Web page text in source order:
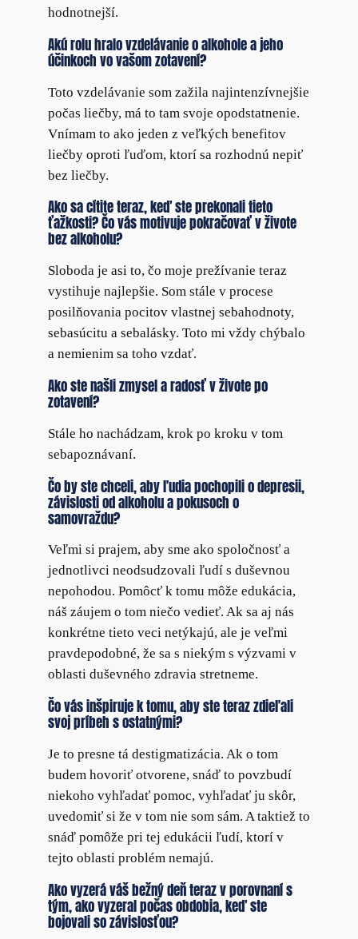
hodnotnejší.
Akú rolu hralo vzdelávanie o alkohole a jeho
účinkoch vo vašom zotavení?
Toto vzdelávanie som zažila najintenzívnejšie
počas liečby, má to tam svoje opodstatnenie.
Vnímam to ako jeden z veľkých benefitov
liečby oproti ľuďom, ktorí sa rozhodnú nepiť
bez liečby.
Ako sa cítite teraz, keď ste prekonali tieto
ťažkosti? Čo vás motivuje pokračovať v živote
bez alkoholu?
Sloboda je asi to, čo moje prežívanie teraz
vystihuje najlepšie. Som stále v procese
posilňovania pocitov vlastnej sebahodnoty,
sebasúcitu a sebalásky. Toto mi vždy chýbalo
a nemienim sa toho vzdať.
Ako ste našli zmysel a radosť v živote po
zotavení?
Stále ho nachádzam, krok po kroku v tom
sebapoznávaní.
Čo by ste chceli, aby ľudia pochopili o depresii,
závislosti od alkoholu a pokusoch o
samovraždu?
Veľmi si prajem, aby sme ako spoločnosť a
jednotlivci neodsudzovali ľudí s duševnou
nepohodou. Pomôcť k tomu môže edukácia,
náš záujem o tom niečo vedieť. Ak sa aj nás
konkrétne tieto veci netýkajú, ale je veľmi
pravdepodobné, že sa s niekým s výzvami v
oblasti duševného zdravia stretneme.
Čo vás inšpiruje k tomu, aby ste teraz zdieľali
svoj príbeh s ostatnými?
Je to presne tá destigmatizácia. Ak o tom
budem hovoriť otvorene, snáď to povzbudí
niekoho vyhľadať pomoc, vyhľadať ju skôr,
uvedomiť si že v tom nie som sám. A taktiež to
snáď pomôže pri tej edukácii ľudí, ktorí v
tejto oblasti problém nemajú.
Ako vyzerá váš bežný deň teraz v porovnaní s
tým, ako vyzeral počas obdobia, keď ste
bojovali so závislosťou?